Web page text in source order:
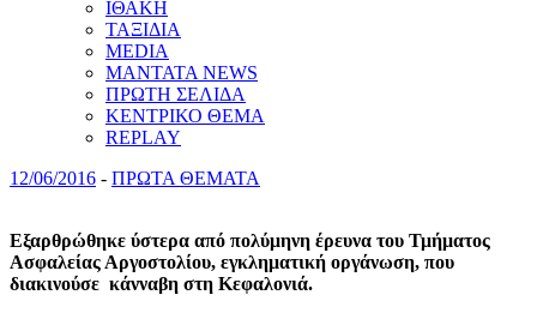
ΙΘΑΚΗ
ΤΑΞΙΔΙΑ
MEDIA
MANTATA NEWS
ΠΡΩΤΗ ΣΕΛΙΔΑ
ΚΕΝΤΡΙΚΟ ΘΕΜΑ
REPLAY
12/06/2016 - ΠΡΩΤΑ ΘΕΜΑΤΑ
Εξαρθρώθηκε ύστερα από πολύμηνη έρευνα του Τμήματος
Ασφαλείας Αργοστολίου, εγκληματική οργάνωση, που
διακινούσε κάνναβη στη Κεφαλονιά.